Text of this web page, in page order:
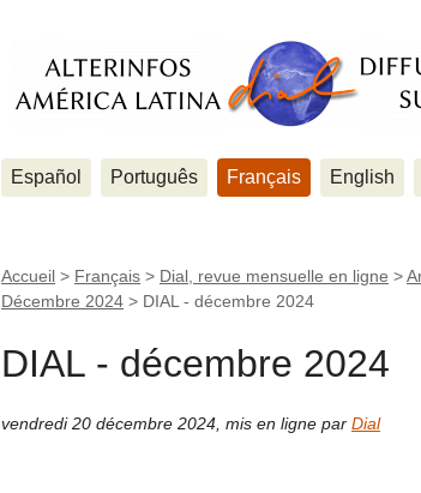
Español Português Français English
Accueil > Français > Dial, revue mensuelle en ligne >
Décembre 2024 > DIAL - décembre 2024
DIAL - décembre 2024
vendredi 20 décembre 2024 mis en ligne par Dial